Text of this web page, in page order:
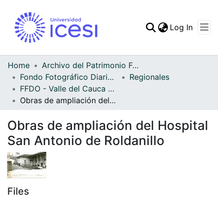
Statistics
Log In
Home
Archivo del Patrimonio Fotográfico y Fílmico del Valle del Cauca
Fondo Fotográfico Diario Occidente
Regionales
FFDO - Valle del Cauca - Patrimonial
Obras de ampliación del Hospital San Antonio de Roldanillo
Obras de ampliación del Hospital
San Antonio de Roldanillo
Files